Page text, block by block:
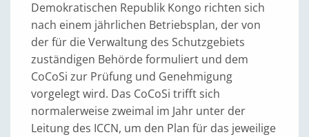
Demokratischen Republik Kongo richten sich
nach einem jährlichen Betriebsplan, der von
der für die Verwaltung des Schutzgebiets
zuständigen Behörde formuliert und dem
CoCoSi zur Prüfung und Genehmigung
vorgelegt wird. Das CoCoSi trifft sich
normalerweise zweimal im Jahr unter der
Leitung des ICCN, um den Plan für das jeweilige